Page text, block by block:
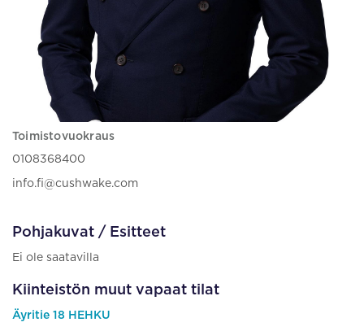
Toimistovuokraus
0108368400
info.fi@cushwake.com
Pohjakuvat / Esitteet
Ei ole saatavilla
Kiinteistön muut vapaat tilat
Äyritie 18 HEHKU